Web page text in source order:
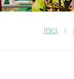
Inici /